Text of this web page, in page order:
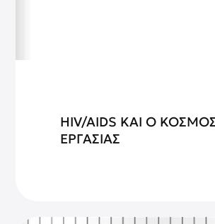
HIV/AIDS ΚΑΙ Ο
ΕΡΓΑΣΙΑΣ